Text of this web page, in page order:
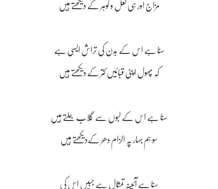
مزاج اور ہی لعل و گوہر کے دیکھتے ہیں
سنا ہے اس کے بدن کی تراش ایسی ہے
کہ پھول اپنی قبائیں کتر کے دیکھتے ہیں
سنا ہے اس کے لبوں سے گلاب جلتے ہیں
سو ہم بہار پہ الزام دھر کےدیکھتے ہیں
سنا ہے آئینہ تمثال ہے جبیں اس کی